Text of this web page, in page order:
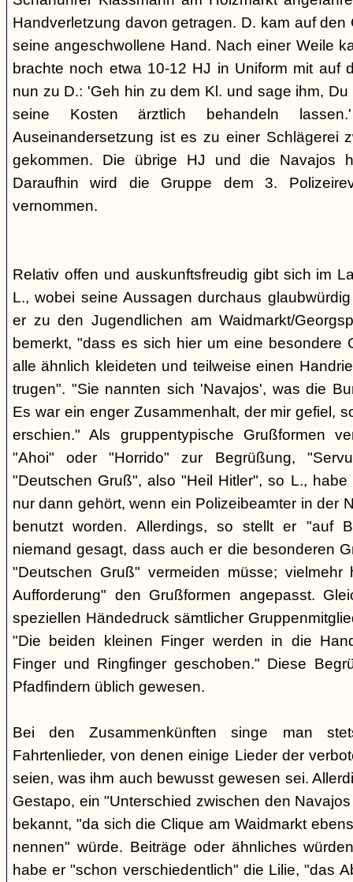
Handverletzung davon getragen. D. kam auf den
seine angeschwollene Hand. Nach einer Weile
brachte noch etwa 10-12 HJ in Uniform mit auf
nun zu D.: 'Geh hin zu dem Kl. und sage ihm,
seine Kosten ärztlich behandeln
Auseinandersetzung ist es zu einer Schlägerei
gekommen. Die übrige HJ und die Navajos
Daraufhin wird die Gruppe dem 3.
vernommen.
Relativ offen und auskunftsfreudig gibt sich im
L., wobei seine Aussagen durchaus
er zu den Jugendlichen am Waidmarkt/
bemerkt, "dass es sich hier um eine besondere
alle ähnlich kleideten und teilweise einen
trugen". "Sie nannten sich 'Navajos', was die
Es war ein enger Zusammenhalt, der mir gefiel,
erschien." Als gruppentypische Grußformen
"Ahoi" oder "Horrido" zur Begrüßung,
"Deutschen Gruß", also "Heil Hitler", so L.,
nur dann gehört, wenn ein Polizeibeamter in der
benutzt worden. Allerdings, so stellt er "auf
niemand gesagt, dass auch er die besonderen
"Deutschen Gruß" vermeiden müsse;
Aufforderung" den Grußformen angepasst.
speziellen Händedruck sämtlicher
"Die beiden kleinen Finger werden in die
Finger und Ringfinger geschoben." Diese
Pfadfindern üblich gewesen.
Bei den Zusammenkünften singe man
Fahrtenlieder, von denen einige Lieder der
seien, was ihm auch bewusst gewesen sei.
Gestapo, ein "Unterschied zwischen den
bekannt, "da sich die Clique am Waidmarkt
nennen" würde. Beiträge oder ähnliches
habe er "schon verschiedentlich" die Lilie, "das